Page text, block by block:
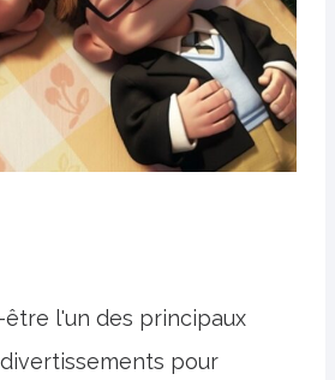
l'un des principaux
pour